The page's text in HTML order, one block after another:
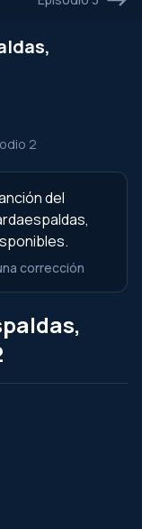
2
del
corrección